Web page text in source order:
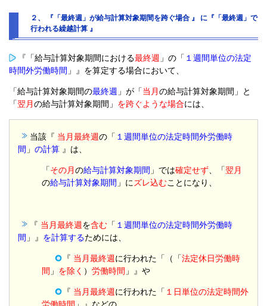
２、 『「最終週」が給与計算対象期間を跨ぐ場合 』 に『「最終週」で
行われる繰越計算 』
『「給与計算対象期間における最終週 」の「 １週間単位の法定
時間外労働時間 」』を算定する場合において、
「給与計算対象期間の最終週 」が「当月の給与計算対象期間」と
「翌月の給与計算対象期間」 を跨ぐような場合には、
当該『 当月最終週の「 １週間単位の法定時間外労働時
間 」の計算 』は、
「その月の給与計算対象期間 」では確定せず 、「翌月
の給与計算対象期間 」に ズレ込むことになり、
『 当月最終週 を含む 「 １週間単位の法定時間外労働時
間 」』 を計算するためには、
『 当月最終週 に行われた「（「法定休日労働時
間 」 を除く ）労働時間 」』や
『 当月最終週に行われた「 １日単位の法定時間外